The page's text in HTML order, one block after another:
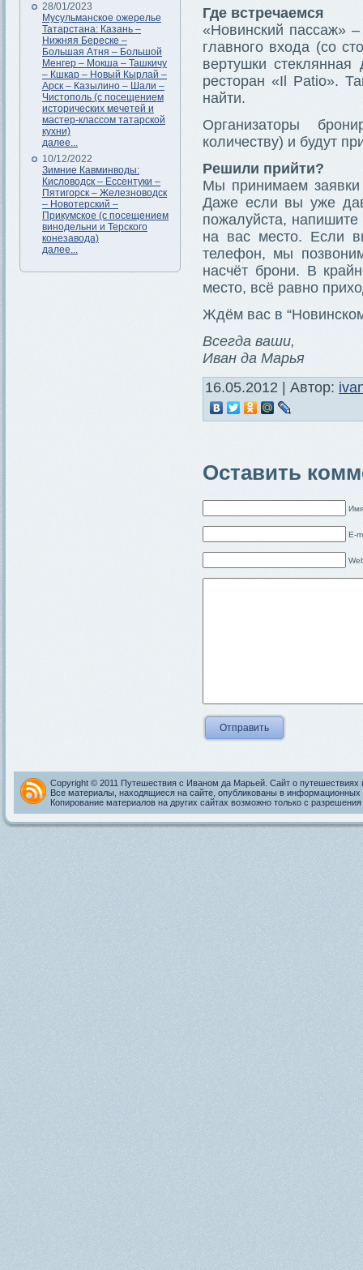
28/01/2023
Мусульманское ожерелье
Татарстана: Казань –
Нижняя Береске –
Большая Атня – Большой
Менгер – Мокша – Ташкичу
– Кшкар – Новый Кырлай –
Арск – Казылино – Шали –
Чистополь (с посещением
исторических мечетей и
мастер-классом татарской
кухни)
далее...
10/12/2022
Зимние Кавминводы:
Кисловодск – Ессентуки –
Пятигорск – Железноводск
– Новотерский –
Прикумское (с посещением
винодельни и Терского
конезавода)
далее...
Где встречаемся
«Новинский пассаж»
главного входа (со
вертушки
ресторан «Il Patio».
найти.
Организаторы
количеству) и будут
Решили прийти?
Мы принимаем
Даже если вы уже
пожалуйста,
на вас место. Если
телефон, мы
насчёт брони. В
место, всё равно
Ждём вас в
Всегда ваши,
Иван да Марья
16.05.2012 | Автор:
Оставить
E-
Copyright © 2011 Путешествия с Иваном да Марьей. Сайт о путешествиях
Все материалы, находящиеся на сайте, опубликованы в информационных
Копирование материалов на других сайтах возможно только с разрешения